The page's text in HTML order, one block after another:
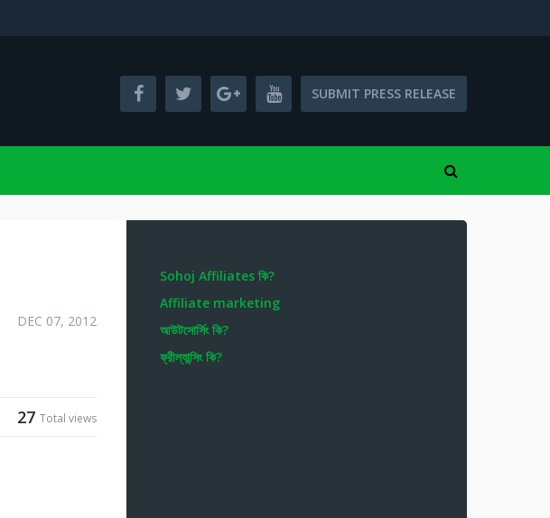
SUBMIT PRESS RELEASE
DEC 07, 2012
27 Total views
Sohoj Affiliates কি?
Affiliate marketing
আউটসোর্সিং কি?
ফ্রীল্যান্সিং কি?